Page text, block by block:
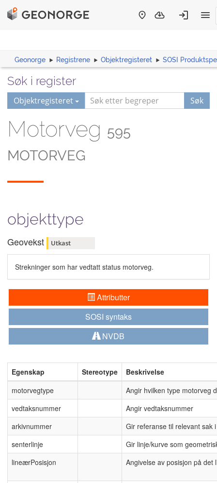
Geonorge Registrene Objektregisteret SOSI
Søk i register
Objektregisteret Søk
Motorveg 595
MOTORVEG
objekttype
Geovekst Utkast
Strekninger som har vedtatt status motorveg.
Attributter
SOSI syntaks
NVDB
Egenskap Stereotype
Beskrivelse
motorvegtype
Angir hvilken type motorveg
vedtaksnummer
Angir vedtaksnummer
arkivnummer
Gir referanse til relevant sak
senterlinje
Gir linje/kurve som
lineærPosisjon
Angivelse av posisjon på